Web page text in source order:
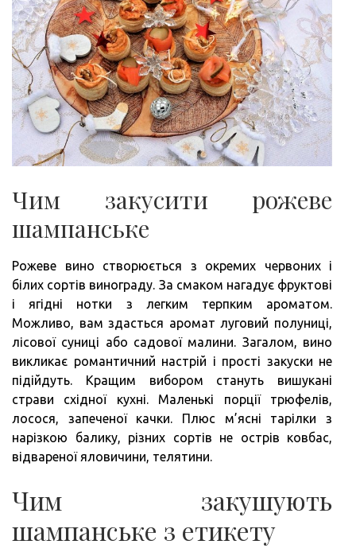
Чим закусити рожеве
шампанське
Рожеве вино створюється з окремих червоних і
білих сортів винограду. За смаком нагадує фруктові
і ягідні нотки з легким терпким ароматом.
Можливо, вам здасться аромат луговий полуниці,
лісової суниці або садової малини. Загалом, вино
викликає романтичний настрій і прості закуски не
підійдуть. Кращим вибором стануть вишукані
страви східної кухні. Маленькі порції трюфелів,
лосося, запеченої качки. Плюс м’ясні тарілки з
нарізкою балику, різних сортів не острів ковбас,
відвареної яловичини, телятини.
Чим закушують
шампанське з етикету